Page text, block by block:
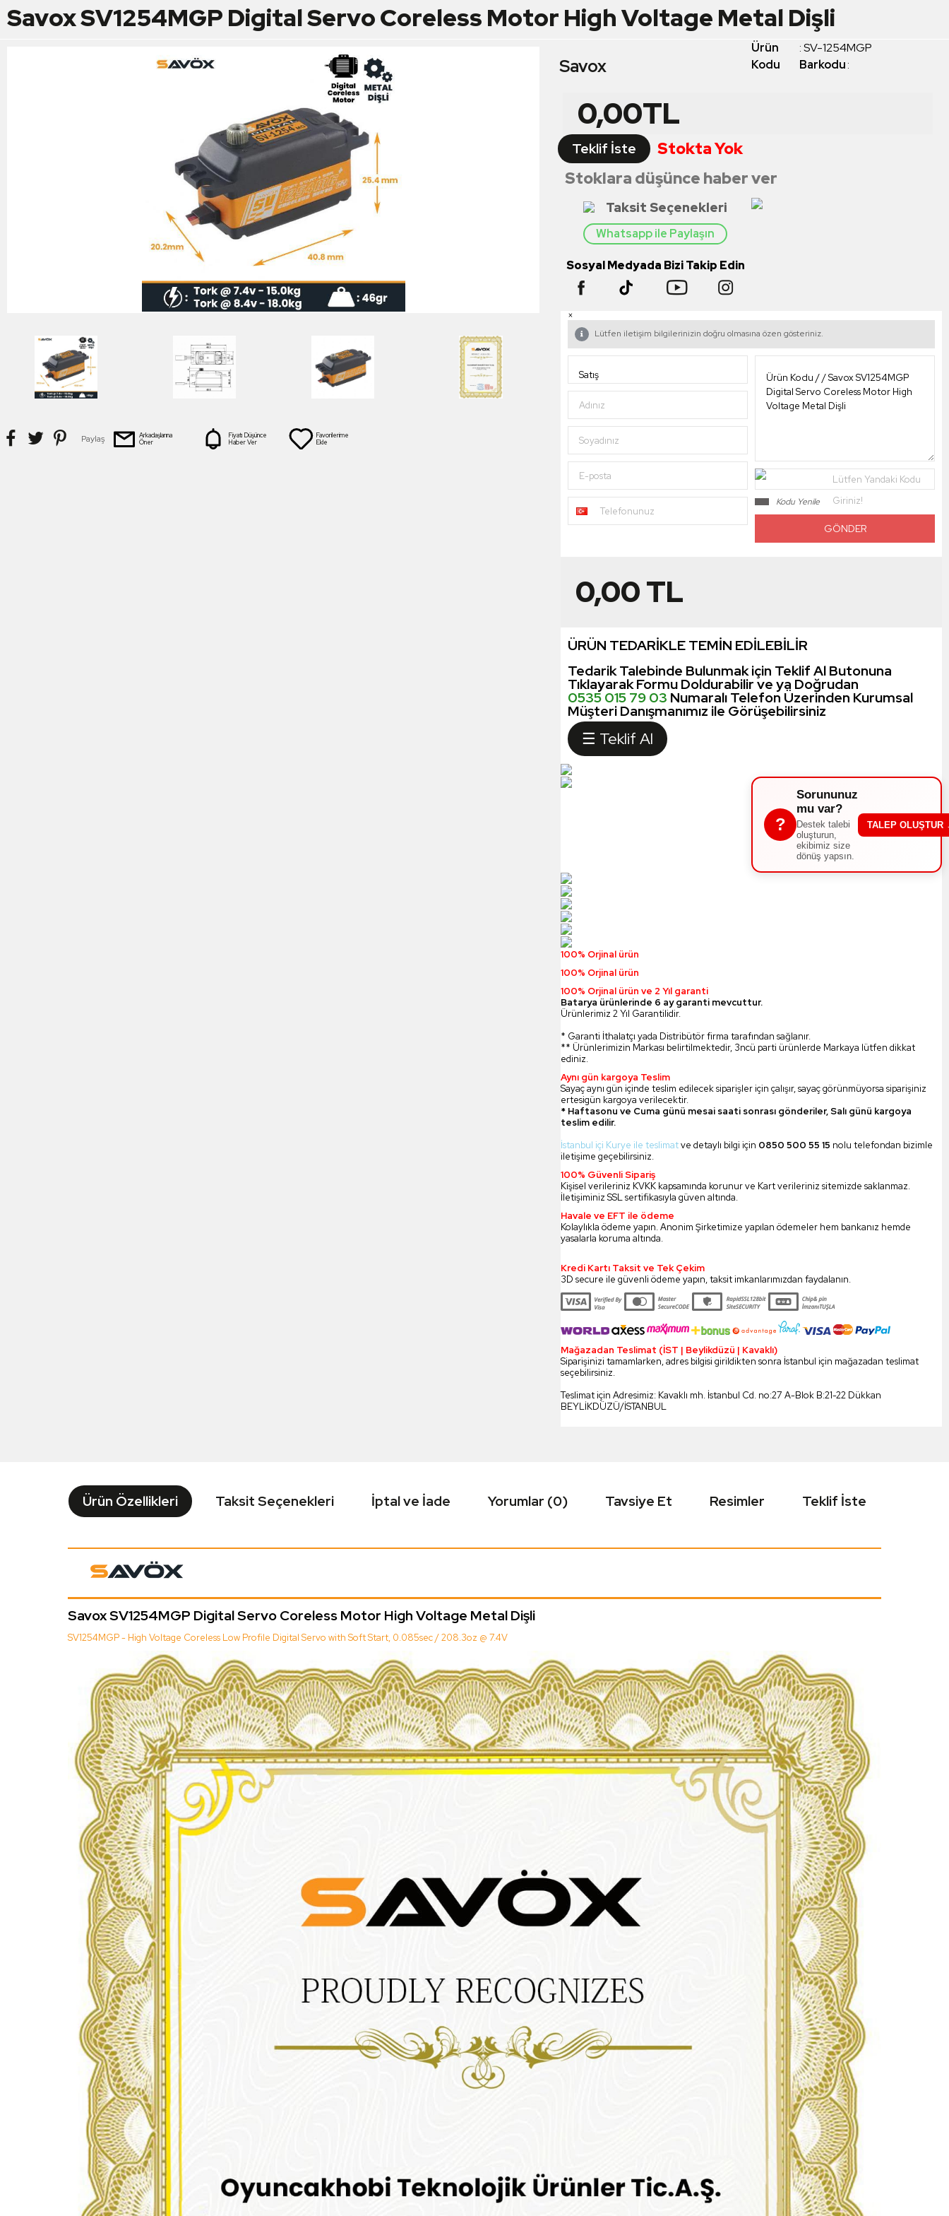
Savox SV1254MGP Digital Servo Coreless Motor High Voltage Metal Dişli
Paylaş
Arkadaşlarına
Öner
Fiyatı Düşünce
Haber Ver
Favorilerime
Ekle
Savox
Ürün
Kodu
:SV-1254MGP
Barkodu:
0,00TL
Teklif İste
Stokta Yok
Stoklara düşünce haber ver
Taksit Seçenekleri
Whatsapp ile Paylaşın
Sosyal Medyada Bizi Takip Edin
×
Lütfen iletişim bilgilerinizin doğru olmasına özen gösteriniz.
Adınız
Soyadınız
E-posta
Telefonunuz
Lütfen Yandaki Kodu
Giriniz!
Kodu Yenile
0,00TL
ÜRÜN TEDARİKLE TEMİN EDİLEBİLİR
Tedarik Talebinde Bulunmak için Teklif Al Butonuna
Tıklayarak Formu Doldurabilir ve ya Doğrudan
0535 015 79 03 Numaralı Telefon Üzerinden Kurumsal
Müşteri Danışmanımız ile Görüşebilirsiniz
☰ Teklif Al
?
Sorununuz
mu var?
Destek talebi
oluşturun,
ekibimiz size
dönüş yapsın.
TALEP OLUŞTUR
100% Orjinal ürün
100% Orjinal ürün
100% Orjinal ürün ve 2 Yıl garanti
Batarya ürünlerinde 6 ay garanti mevcuttur.
Ürünlerimiz 2 Yıl Garantilidir.
* Garanti İthalatçı yada Distribütör firma tarafından sağlanır.
** Ürünlerimizin Markası belirtilmektedir, 3ncü parti ürünlerde Markaya lütfen dikkat
ediniz.
Aynı gün kargoya Teslim
Sayaç aynı gün içinde teslim edilecek siparişler için çalışır, sayaç görünmüyorsa siparişiniz
ertesigün kargoya verilecektir.
* Haftasonu ve Cuma günü mesai saati sonrası gönderiler, Salı günü kargoya
teslim edilir.
İstanbul içi Kurye ile teslimatve detaylı bilgi için 0850 500 55 15 nolu telefondan bizimle
iletişime geçebilirsiniz.
100% Güvenli Sipariş
Kişisel verileriniz KVKK kapsamında korunur ve Kart verileriniz sitemizde saklanmaz.
İletişiminiz SSL sertifikasıyla güven altında.
Havale ve EFT ile ödeme
Kolaylıkla ödeme yapın. Anonim Şirketimize yapılan ödemeler hem bankanız hemde
yasalarla koruma altında.
Kredi Kartı Taksit ve Tek Çekim
3D secure ile güvenli ödeme yapın, taksit imkanlarımızdan faydalanın.
Mağazadan Teslimat (İST | Beylikdüzü | Kavaklı)
Siparişinizi tamamlarken, adres bilgisi girildikten sonra İstanbul için mağazadan teslimat
seçebilirsiniz.
Teslimat için Adresimiz: Kavaklı mh. İstanbul Cd. no:27 A-Blok B:21-22 Dükkan
BEYLİKDÜZÜ/İSTANBUL
Ürün Özellikleri Taksit Seçenekleri İptal ve İade Yorumlar (0) Tavsiye Et Resimler Teklif İste
Savox SV1254MGP Digital Servo Coreless Motor High Voltage Metal Dişli
SV1254MGP - High Voltage Coreless Low Profile Digital Servo with Soft Start, 0.085sec / 208.3oz @ 7.4V